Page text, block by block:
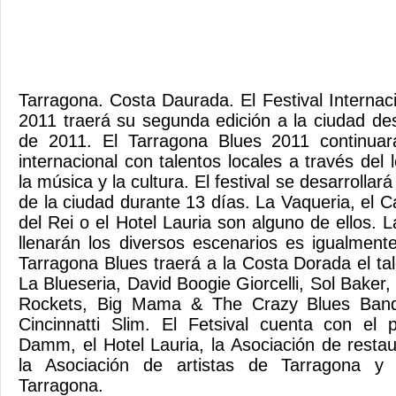
Tarragona. Costa Daurada. El Festival
2011 traerá su segunda edición a la ciudad
de 2011. El Tarragona Blues 2011
internacional con talentos locales a través del
la música y la cultura. El festival se
de la ciudad durante 13 días. La Vaqueria, el
del Rei o el Hotel Lauria son alguno de ellos.
llenarán los diversos escenarios es
Tarragona Blues traerá a la Costa Dorada el
La Blueseria, David Boogie Giorcelli, Sol
Rockets, Big Mama & The Crazy Blues
Cincinnatti Slim. El Fetsival cuenta con el
Damm, el Hotel Lauria, la Asociación de
la Asociación de artistas de Tarragona y
Tarragona.